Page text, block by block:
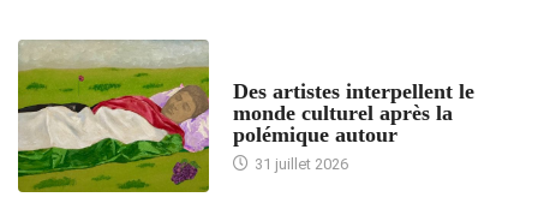
Des artistes interpellent le
monde culturel après la
polémique autour
31 juillet 2026